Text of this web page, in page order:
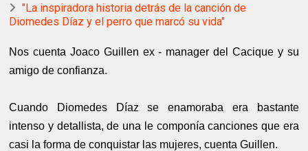
"La inspiradora historia detrás de la canción de
Diomedes Díaz y el perro que marcó su vida"
Nos cuenta Joaco Guillen ex - manager del Cacique y su
amigo de confianza.
Cuando Diomedes Díaz se enamoraba era bastante
intenso y detallista, de una le componía canciones que era
casi la forma de conquistar las mujeres, cuenta Guillen.